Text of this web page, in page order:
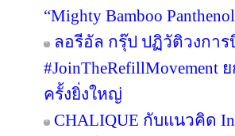
“Mighty Bamboo
ลอรีอัล กรุ๊ป ปฏิวัติวงกา
ครั้งยิ่งใหญ่
CHALIQUE กับแนวคิด